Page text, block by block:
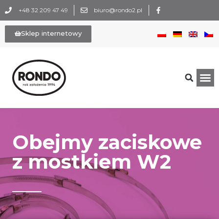
+48 32 209 47 49 biuro@rondo2.pl
Sklep internetowy
Obejmy zaciskowe
z mostkiem W2